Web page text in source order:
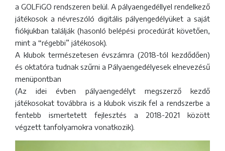
a GOLFiGO rendszeren belül. A pályaengedéllyel rendelkező
játékosok a névreszóló digitális pályengedélyüket a saját
fiókjukban találják (hasonló belépési procedúrát követően,
mint a “régebbi” játékosok).
A klubok természetesen évszámra (2018-tól kezdődően)
és oktatóra tudnak szűrni a Pályaengedélyesek elnevezésű
menüpontban
(Az idei évben pályaengedélyt megszerző kezdő
játékosokat továbbra is a klubok viszik fel a rendszerbe a
fentebb ismertetett fejlesztés a 2018-2021 között
végzett tanfolyamokra vonatkozik).